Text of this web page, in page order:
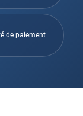
de paiement